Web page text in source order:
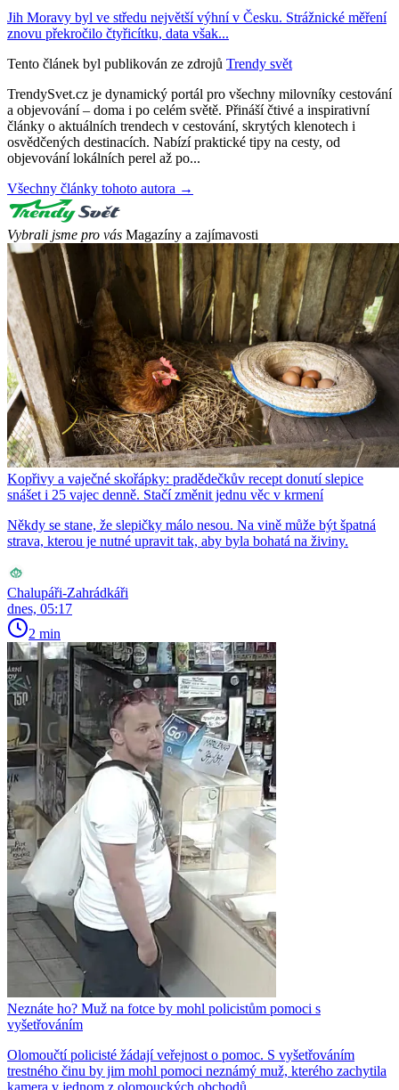
Jih Moravy byl ve středu největší výhní v Česku. Strážnické měření
znovu překročilo čtyřicítku, data však...
Tento článek byl publikován ze zdrojů Trendy svět
TrendySvet.cz je dynamický portál pro všechny milovníky cestování
a objevování – doma i po celém světě. Přináší čtivé a inspirativní
články o aktuálních trendech v cestování, skrytých klenotech i
osvědčených destinacích. Nabízí praktické tipy na cesty, od
objevování lokálních perel až po...
Všechny články tohoto autora →
Vybrali jsme pro vás Magazíny a zajímavosti
Kopřivy a vaječné skořápky: pradědečkův recept donutí slepice
snášet i 25 vajec denně. Stačí změnit jednu věc v krmení
Někdy se stane, že slepičky málo nesou. Na vině může být špatná
strava, kterou je nutné upravit tak, aby byla bohatá na živiny.
Chalupáři-Zahrádkáři
dnes, 05:17
2 min
Neznáte ho? Muž na fotce by mohl policistům pomoci s
vyšetřováním
Olomoučtí policisté žádají veřejnost o pomoc. S vyšetřováním
trestného činu by jim mohl pomoci neznámý muž, kterého zachytila